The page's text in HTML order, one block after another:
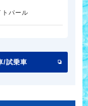
トパール
/試乗車